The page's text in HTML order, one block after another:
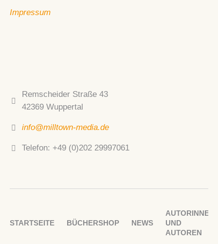
Impressum
Remscheider Straße 43
42369 Wuppertal
info@milltown-media.de
Telefon: +49 (0)202 29997061
STARTSEITE BÜCHERSHOP NEWS
AUTORINNEN
UND
AUTOREN